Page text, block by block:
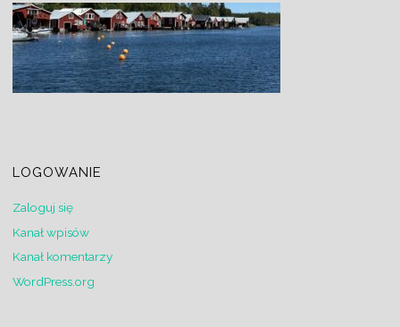
LOGOWANIE
Zaloguj się
Kanał wpisów
Kanał komentarzy
WordPress.org